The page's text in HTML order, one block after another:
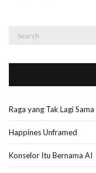
Search
Raga yang Tak Lagi Sama
Happines Unframed
Konselor Itu Bernama AI